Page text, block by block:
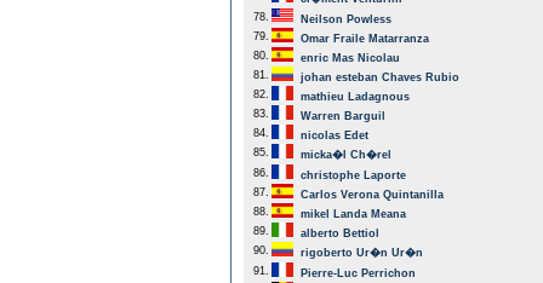
78.
Neilson Powless
79.
Omar Fraile Matarranza
80.
enric Mas Nicolau
81.
johan esteban Chaves Rubio
82.
mathieu Ladagnous
83.
Warren Barguil
84.
nicolas Edet
85.
micka�l Ch�rel
86.
christophe Laporte
87.
Carlos Verona Quintanilla
88.
mikel Landa Meana
89.
alberto Bettiol
90.
rigoberto Ur�n Ur�n
91.
Pierre-Luc Perrichon